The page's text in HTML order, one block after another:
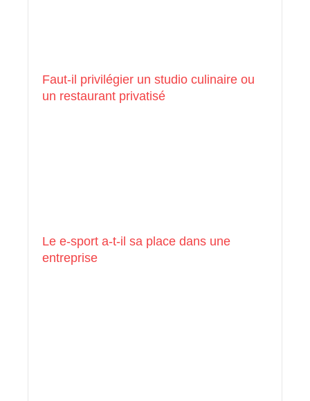
Faut-il privilégier un studio culinaire ou
un restaurant privatisé
Le e-sport a-t-il sa place dans une
entreprise